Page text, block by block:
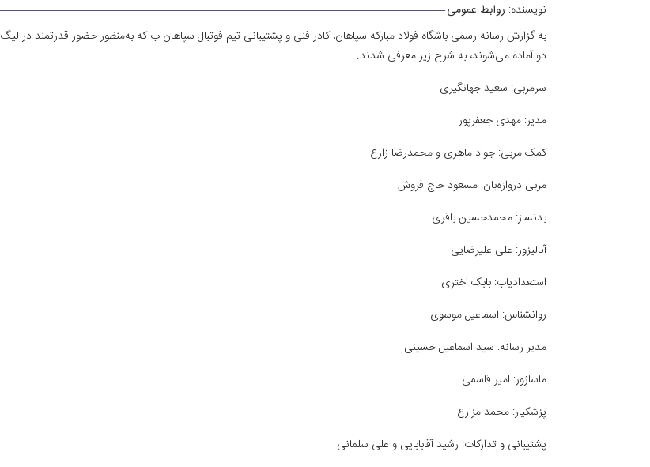
نویسنده: روابط عمومی
به گزارش رسانه رسمی باشگاه فولاد مبارکه‌ سپاهان، کادر فنی و پشتیبانی تیم فوتبال سپاهان ب که به‌منظور حضور قدرتمند در لیگ
دو آماده می‌شوند، به شرح زیر معرفی شدند.
سرمربی: سعید جهانگیری
مدیر: مهدی جعفرپور
کمک مربی: جواد ماهری و محمدرضا زارع
مربی دروازه‌بان: مسعود حاج فروش
بدنساز: محمدحسین باقری
آنالیزور: علی علیرضایی
استعدادیاب: بابک اختری
روانشناس: اسماعیل موسوی
مدیر رسانه: سید اسماعیل حسینی
ماساژور: امیر قاسمی
پزشکیار: محمد مزارع
پشتیبانی و تدارکات: رشید آقابابایی و علی سلمانی